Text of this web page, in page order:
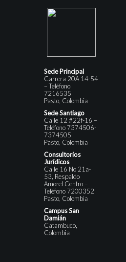
Sede Principal
Carrera 20A 14-54
– Teléfono
7216535
Pasto, Colombia
Sede Santiago
Calle 12 #22f-16 –
Teléfono 7374506-
7374505
Pasto, Colombia
Consultorios
Jurídicos
Calle 16 No 21a-
53, Respaldo
Amorel Centro –
Teléfono 7200352
Pasto, Colombia
Campus San
Damián
Catambuco,
Colombia